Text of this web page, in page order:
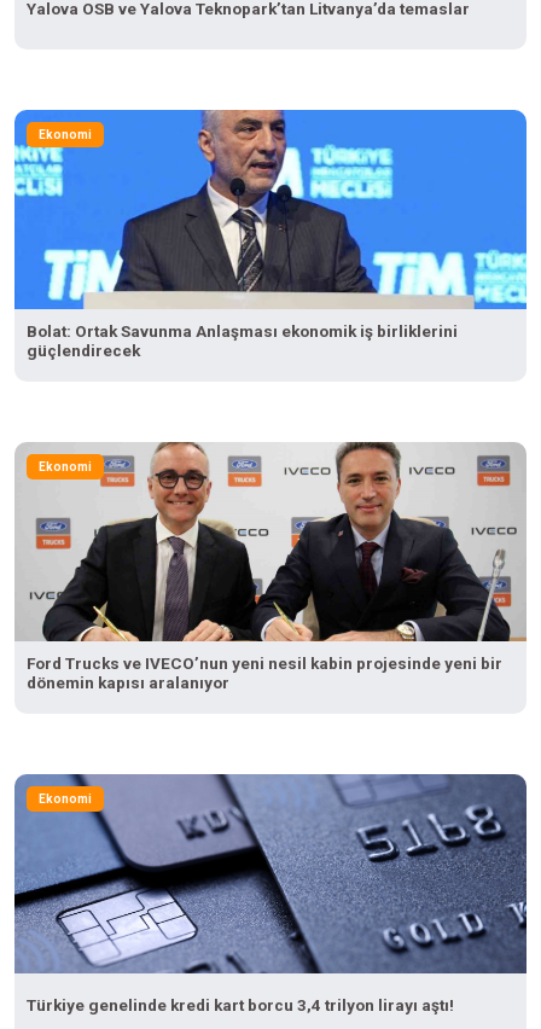
Yalova OSB ve Yalova Teknopark’tan Litvanya’da temaslar
Ekonomi
Bolat: Ortak Savunma Anlaşması ekonomik iş birliklerini
güçlendirecek
Ekonomi
Ford Trucks ve IVECO’nun yeni nesil kabin projesinde yeni bir
dönemin kapısı aralanıyor
Ekonomi
Türkiye genelinde kredi kart borcu 3,4 trilyon lirayı aştı!